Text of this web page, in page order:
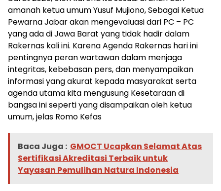
amanah ketua umum Yusuf Mujiono, Sebagai Ketua
Pewarna Jabar akan mengevaluasi dari PC – PC
yang ada di Jawa Barat yang tidak hadir dalam
Rakernas kali ini. Karena Agenda Rakernas hari ini
pentingnya peran wartawan dalam menjaga
integritas, kebebasan pers, dan menyampaikan
informasi yang akurat kepada masyarakat serta
agenda utama kita mengusung Kesetaraan di
bangsa ini seperti yang disampaikan oleh ketua
umum, jelas Romo Kefas
Baca Juga : GMOCT Ucapkan Selamat Atas
Sertifikasi Akreditasi Terbaik untuk
Yayasan Pemulihan Natura Indonesia